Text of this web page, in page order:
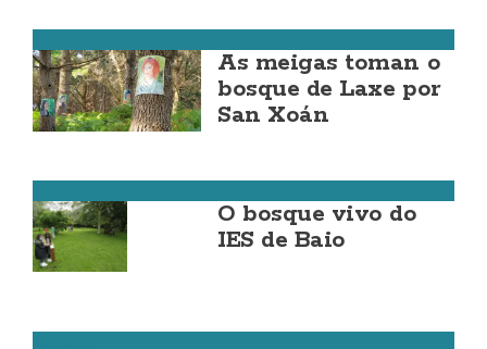
As meigas toman o
bosque de Laxe por
San Xoán
O bosque vivo do
IES de Baio